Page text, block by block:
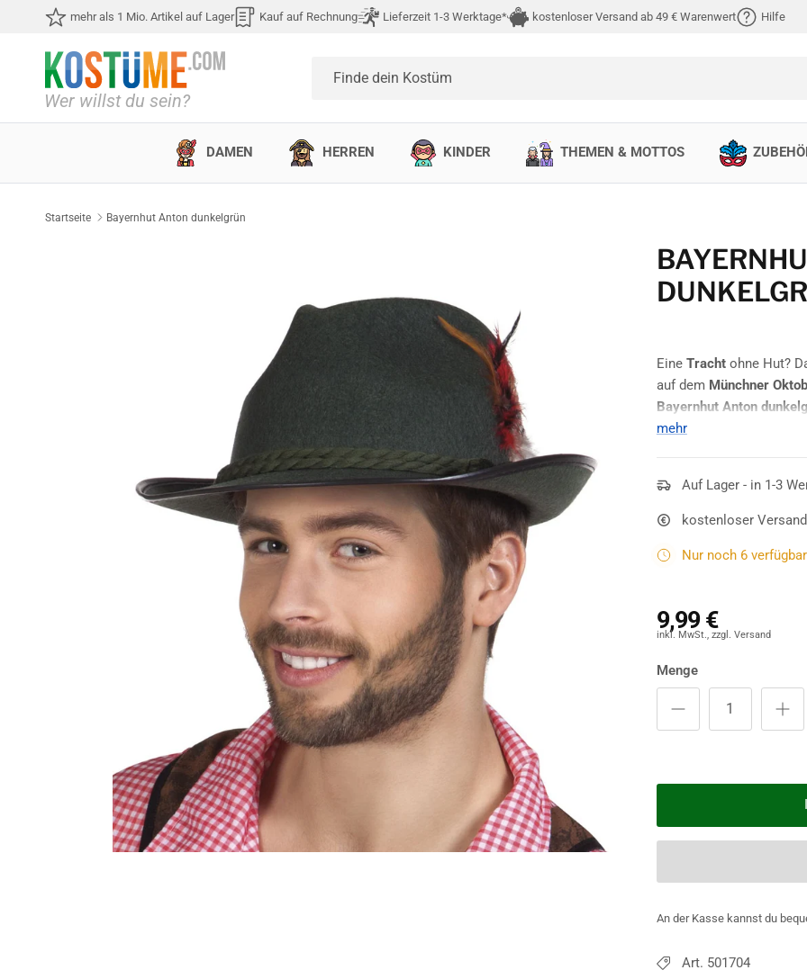
Direkt zum Inhaltmehr als 1 Mio. Artikel auf Lager Kauf auf Rechnung Lieferzeit 1-3 Werktage* kostenloser Versand ab 49 € Warenwert Hilfe
Finde dein Kostüm
DAMEN HERREN KINDER THEMEN & MOTTOS
Startseite Bayernhut Anton dunkelgrün
Eine Trachtohne Hut?
auf dem Münchner
Bayernhut Anton
Feder geschmückt. In
mehr
Auf Lager - in 1-3
kostenloser
Nur noch 6
9,99 €
Menge
An der Kasse kannst du
Art. 501704